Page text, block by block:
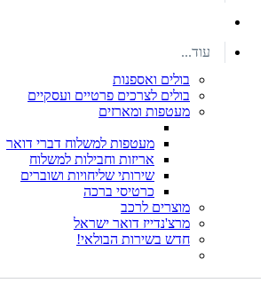
עוד...
בולים ואספנות
בולים לצרכים פרטיים ועסקיים
מעטפות ומארזים
מעטפות למשלוח דברי דואר
אריזות וחבילות למשלוח
שירותי שליחויות ושוברים
כרטיסי ברכה
מוצרים לרכב
מרצ'נדייז דואר ישראל
חדש בשירות הבולאי!